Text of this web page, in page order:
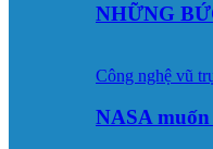
NHỮNG
Công nghệ vũ
NASA